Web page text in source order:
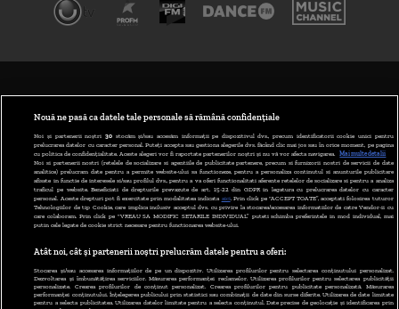
ABONARE DIGI TV
GESTIONAȚI PREFERINȚELE
CODUL DIGI24
CAMERE WEB
CONTACT/INFO
Nouă ne pasă ca datele tale personale să rămână confidențiale
Noi și partenerii noștri 30stocăm și/sau accesăm informații pe dispozitivul dvs., precum identificatorii cookie unici pentru
prelucrarea datelor cu caracter personal. Puteți accepta sau gestiona alegerile dvs. făcând clic mai jos sau în orice moment, pe pagina
cu politica de confidențialitate. Aceste alegeri vor fi raportate partenerilor noștri și nu vă vor afecta navigarea.
Mai multe detalii
Noi si partenerii nostri (retelele de socializare si agentiile de publicitate partenere, precum si furnizorii nostri de servicii de date
analitice) prelucram date pentru a permite website-ului sa functioneze, pentru a personaliza continutul si anunturile publicitare
afisate in functie de interesele si/sau profilul dvs., pentru a va oferi functionalitati aferente retelelor de socializare si pentru a analiza
traficul pe website. Beneficiati de drepturile prevazute de art. 15-22 din GDPR in legatura cu prelucrarea datelor cu caracter
personal. Aceste drepturi pot fi exercitate prin modalitatea indicata aici. Prin click pe “ACCEPT TOATE”, acceptati folosirea tuturor
Tehnologiilor de tip Cookie, care implica inclusiv acceptul dvs. cu privire la stocarea/accesarea informatiilor de catre Vendor-ii cu
care colaboram. Prin click pe “VREAU SA MODIFIC SETARILE INDIVIDUAL” puteti schimba preferintele in mod individual, mai
putin cele legate de cookie strict necesare pentru functionarea website-ului.
Atât noi, cât și partenerii noștri prelucrăm datele pentru a oferi:
Stocarea și/sau accesarea informațiilor de pe un dispozitiv. Utilizarea profilurilor pentru selectarea conținutului personalizat.
Dezvoltarea și îmbunătățirea serviciilor. Măsurarea performanței reclamelor. Utilizarea profilurilor pentru selectarea publicității
personalizate. Crearea profilurilor de conținut personalizat. Crearea profilurilor pentru publicitate personalizată. Măsurarea
performanței conținutului. Înțelegerea publicului prin statistici sau combinații de date din surse diferite. Utilizarea de date limitate
pentru a selecta publicitatea. Utilizarea datelor limitate pentru a selecta conținutul. Date precise de geolocație și identificarea prin